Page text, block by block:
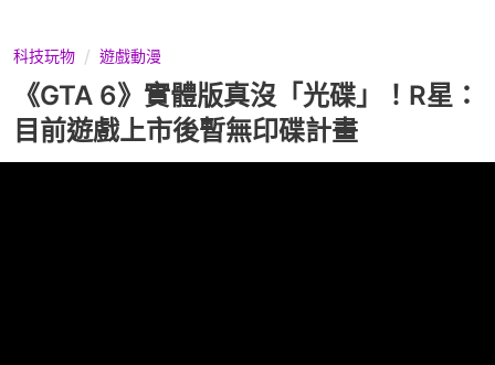
科技玩物 遊戲動漫
《GTA 6》實體版真沒「光碟」！R星：
目前遊戲上市後暫無印碟計畫